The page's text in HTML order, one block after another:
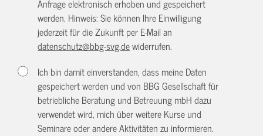
Anfrage elektronisch erhoben und gespeichert
werden. Hinweis: Sie können Ihre Einwilligung
jederzeit für die Zukunft per E-Mail an
datenschutz@bbg-svg.dewiderrufen.
Ich bin damit einverstanden, dass meine Daten
gespeichert werden und von BBG Gesellschaft für
betriebliche Beratung und Betreuung mbH dazu
verwendet wird, mich über weitere Kurse und
Seminare oder andere Aktivitäten zu informieren.